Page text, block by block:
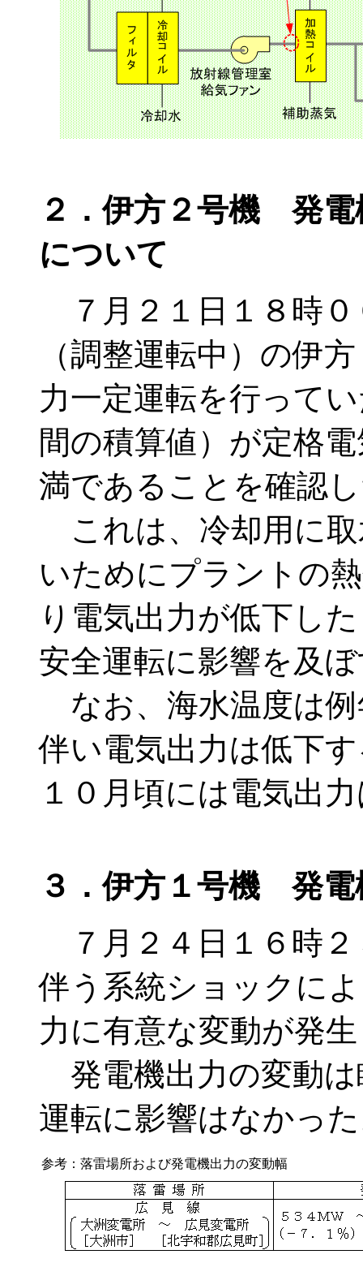
２．伊方２号機 発電
について
７月２１日１８時０
（調整運転中）の伊
力一定運転を行って
間の積算値）が定格
満であることを確認
これは、冷却用に
いためにプラントの
り電気出力が低下し
安全運転に影響を及
なお、海水温度は
伴い電気出力は低下
１０月頃には電気出
３．伊方１号機 発電
７月２４日１６時２
伴う系統ショックに
力に有意な変動が発
発電機出力の変動
運転に影響はなかっ
参考：落雷場所および発電機出力の変動幅